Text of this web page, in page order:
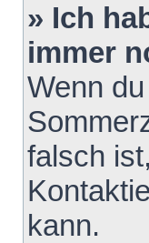
» Ich
immer
Wenn
falsch
kann.